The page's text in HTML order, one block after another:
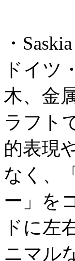
・
ドイツ
木、金
ラフト
的表現
なく、
ー」を
ドに左
ニマル